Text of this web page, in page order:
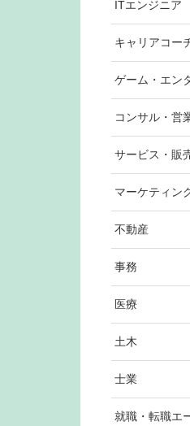
ITエンジニア
キャリアコー
ゲーム・エン
コンサル・営
サービス・販
マーケティン
不動産
事務
医療
土木
士業
就職・転職エ